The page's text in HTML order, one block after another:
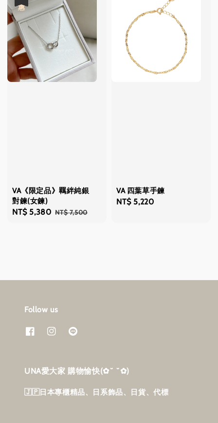
VA《限定品》羈絆純銀
對鍊(女鍊)
Sale
NT$ 5,380 Regular
NT$ 7,500
VA 四葉草手鍊
Regular
NT$ 5,220
Follow us
UNA愛大家 購物愉快‎(✿˘ ˘✿)
🇯🇵日本專櫃精品、日系飾品、日貨、代標